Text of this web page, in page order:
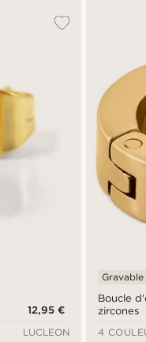
12,95 €
LUCLEON
Boucle
zircones
Gravable
4